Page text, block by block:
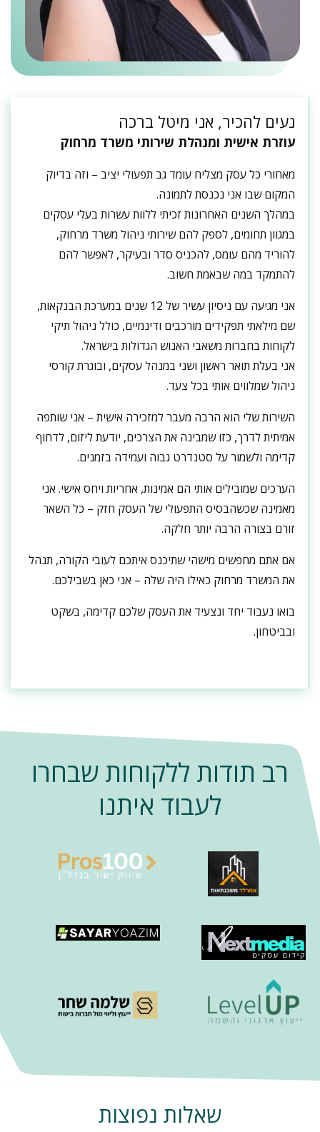
נעים להכיר, אני מיטל ברכה
עוזרת אישית ומנהלת שירותי משרד מרחוק
מאחורי כל עסק מצליח עומד גב תפעולי יציב – וזה בדיוק
המקום שבו אני נכנסת לתמונה.
במהלך השנים האחרונות זכיתי ללוות עשרות בעלי עסקים
במגוון תחומים, לספק להם שירותי ניהול משרד מרחוק,
להוריד מהם עומס, להכניס סדר ובעיקר, לאפשר להם
להתמקד במה שבאמת חשוב.
אני מגיעה עם ניסיון עשיר של 12 שנים במערכת הבנקאות,
שם מילאתי תפקידים מורכבים ודינמיים, כולל ניהול תיקי
לקוחות בחברות משאבי האנוש הגדולות בישראל.
אני בעלת תואר ראשון ושני במנהל עסקים, ובוגרת קורסי
ניהול שמלווים אותי בכל צעד.
השירות שלי הוא הרבה מעבר למזכירה אישית – אני שותפה
אמיתית לדרך, כזו שמבינה את הצרכים, יודעת ליזום, לדחוף
קדימה ולשמור על סטנדרט גבוה ועמידה בזמנים.
הערכים שמובילים אותי הם אמינות, אחריות ויחס אישי. אני
מאמינה שכשהבסיס התפעולי של העסק חזק – כל השאר
זורם בצורה הרבה יותר חלקה.
אם אתם מחפשים מישהי שתיכנס איתכם לעובי הקורה, תנהל
את המשרד מרחוק כאילו היה שלה – אני כאן בשבילכם.
בואו נעבוד יחד ונצעיד את העסק שלכם קדימה, בשקט
ובביטחון.
רב תודות ללקוחות שבחרו
לעבוד איתנו
שאלות נפוצות